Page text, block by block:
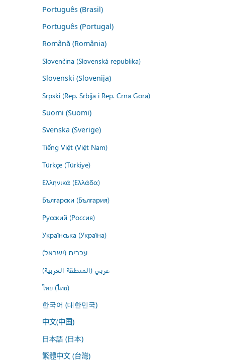
Português (Brasil)
Português (Portugal)
Română (România)
Slovenčina (Slovenská republika)
Slovenski (Slovenija)
Srpski (Rep. Srbija i Rep. Crna Gora)
Suomi (Suomi)
Svenska (Sverige)
Tiếng Việt (Việt Nam)
Türkçe (Türkiye)
Ελληνικά (Ελλάδα)
Български (България)
Русский (Россия)
Українська (Україна)
עברית (ישראל)
عربي (المنطقة العربية)
ไทย (ไทย)
한국어 (대한민국)
中文(中国)
日本語 (日本)
繁體中文 (台灣)